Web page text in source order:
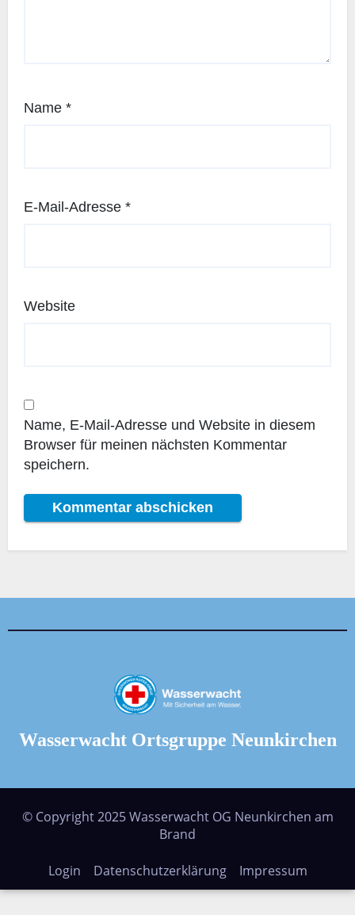
Name *
E-Mail-Adresse *
Website
Name, E-Mail-Adresse und Website in diesem
Browser für meinen nächsten Kommentar
speichern.
Wasserwacht Ortsgruppe Neunkirchen
© Copyright 2025 Wasserwacht OG Neunkirchen am
Brand
Login Datenschutzerklärung Impressum